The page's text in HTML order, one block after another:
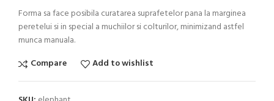
Forma sa face posibila curatarea suprafetelor pana la marginea
peretelui si in special a muchiilor si colturilor, minimizand astfel
munca manuala.
Compare
Add to wishlist